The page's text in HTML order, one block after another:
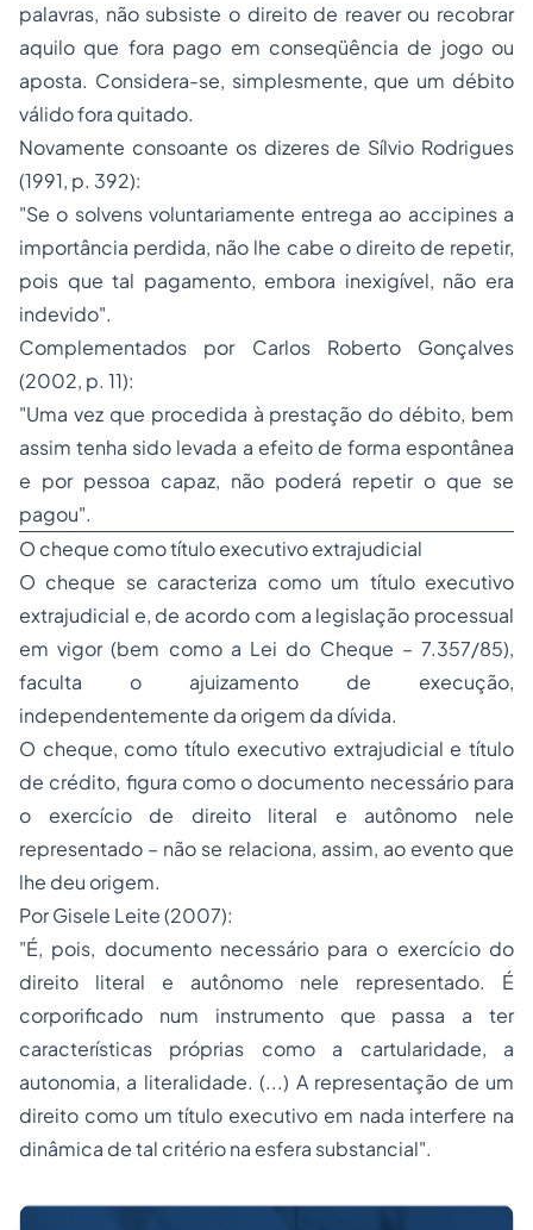
palavras, não subsiste o direito de reaver ou recobrar
aquilo que fora pago em conseqüência de jogo ou
aposta. Considera-se, simplesmente, que um débito
válido fora quitado.
Novamente consoante os dizeres de Sílvio Rodrigues
(1991, p. 392):
"Se o solvens voluntariamente entrega ao accipines a
importância perdida, não lhe cabe o direito de repetir,
pois que tal pagamento, embora inexigível, não era
indevido".
Complementados por Carlos Roberto Gonçalves
(2002, p. 11):
"Uma vez que procedida à prestação do débito, bem
assim tenha sido levada a efeito de forma espontânea
e por pessoa capaz, não poderá repetir o que se
pagou".
O cheque como título executivo extrajudicial
O cheque se caracteriza como um título executivo
extrajudicial e, de acordo com a legislação processual
em vigor (bem como a Lei do Cheque – 7.357/85),
faculta o ajuizamento de execução,
independentemente da origem da dívida.
O cheque, como título executivo extrajudicial e título
de crédito, figura como o documento necessário para
o exercício de direito literal e autônomo nele
representado – não se relaciona, assim, ao evento que
lhe deu origem.
Por Gisele Leite (2007):
"É, pois, documento necessário para o exercício do
direito literal e autônomo nele representado. É
corporificado num instrumento que passa a ter
características próprias como a cartularidade, a
autonomia, a literalidade. (...) A representação de um
direito como um título executivo em nada interfere na
dinâmica de tal critério na esfera substancial".